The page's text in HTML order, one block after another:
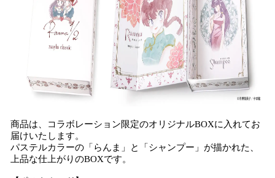
商品は、コラボレーション限定のオリジナルBOXに入れてお
届けいたします。
パステルカラーの「らんま」と「シャンプー」が描かれた、
上品な仕上がりのBOXです。